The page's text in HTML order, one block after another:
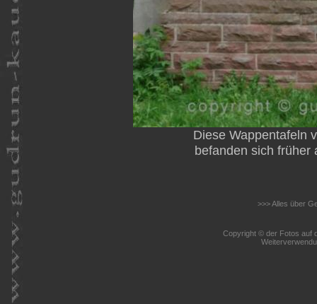
Diese Wappentafeln
befanden sich früher
>>> Alles über
Copyright © der Fotos auf